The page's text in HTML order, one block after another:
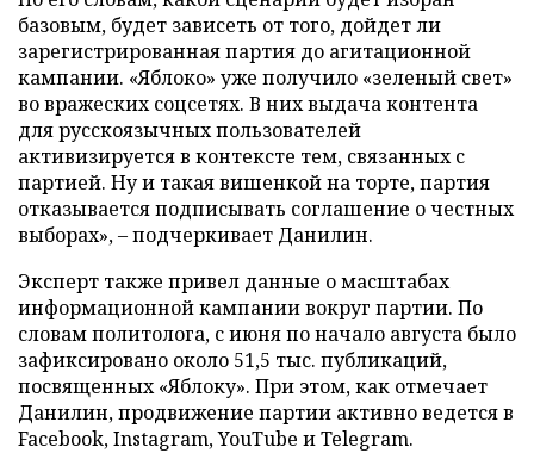
базовым, будет зависеть от того, дойдет ли
зарегистрированная партия до агитационной
кампании. «Яблоко» уже получило «зеленый свет»
во вражеских соцсетях. В них выдача контента
для русскоязычных пользователей
активизируется в контексте тем, связанных с
партией. Ну и такая вишенкой на торте, партия
отказывается подписывать соглашение о честных
выборах», – подчеркивает Данилин.
Эксперт также привел данные о масштабах
информационной кампании вокруг партии. По
словам политолога, с июня по начало августа было
зафиксировано около 51,5 тыс. публикаций,
посвященных «Яблоку». При этом, как отмечает
Данилин, продвижение партии активно ведется в
Facebook, Instagram, YouTube и Telegram.